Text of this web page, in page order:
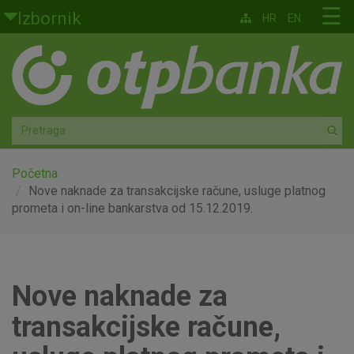
Skoči na glavni sadržaj
Izbornik
Građani
Privatno bankarstvo
Agro
Mala poduzeća i obrtnici
Srednja i velika poduzeća
Faktoring
O nama
☰
HR EN
Početna
Nove naknade za transakcijske račune, usluge platnog
prometa i on-line bankarstva od 15.12.2019.
Nove naknade za
transakcijske račune,